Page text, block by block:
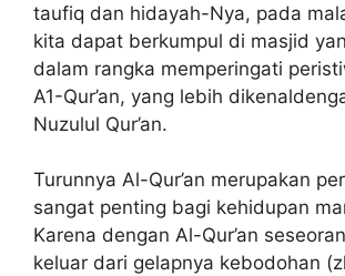
taufiq dan hidayah-Nya, pada
kita dapat berkumpul di masjid
dalam rangka memperingati
A1-Qur’an, yang lebih
Nuzulul Qur’an.
Turunnya Al-Qur’an merupakan
sangat penting bagi kehidupan
Karena dengan Al-Qur’an
keluar dari gelapnya kebodohan